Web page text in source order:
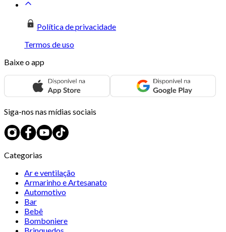
Política de privacidade
Termos de uso
Baixe o app
Siga-nos nas mídias sociais
Categorias
Ar e ventilação
Armarinho e Artesanato
Automotivo
Bar
Bebê
Bomboniere
Brinquedos